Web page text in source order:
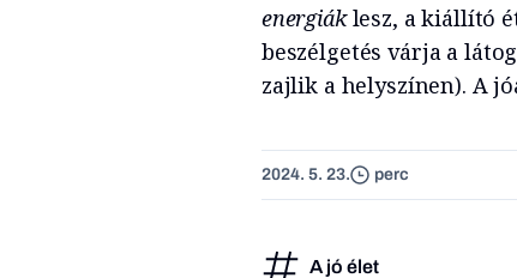
energiáklesz, a kiállító
beszélgetés várja a
zajlik a helyszínen). A
2024. 5. 23. perc
A jó élet